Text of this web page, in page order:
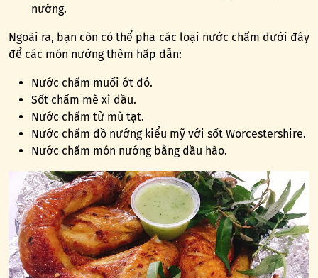
nướng.
Ngoài ra, bạn còn có thể pha các loại nước chấm dưới đây
để các món nướng thêm hấp dẫn:
Nước chấm muối ớt đỏ.
Sốt chấm mè xì dầu.
Nước chấm từ mù tạt.
Nước chấm đồ nướng kiểu mỹ với sốt Worcestershire.
Nước chấm món nướng bằng dầu hào.